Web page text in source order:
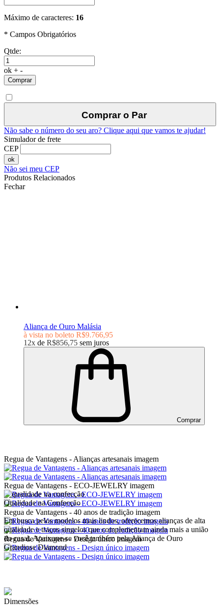
Máximo de caracteres: 16
* Campos Obrigatórios
Qtde:
ok + -
Comprar
Comprar o Par
Não sabe o número do seu aro? Clique aqui que vamos te ajudar!
Simulador de frete
CEP
ok
Não sei meu CEP
Produtos Relacionados
Fechar
Aliança de Ouro Malásia
à vista no boleto R$9.766,95
12x de R$856,75 sem juros
Comprar
Regua de Vantagens - Alianças artesanais imagem
Regua de Vantagens - ECO-JEWELRY imagem
Regua de Vantagens - 40 anos de tradição imagem
Regua de Vantagens - Design único imagem
Qualidade na Confecção
Em busca pelos modelos mais lindos, oferecemos alianças de alta
qualidade e traços singelos que complementam ainda mais a união
do casal. Apaixone-se você também pela Aliança de Ouro
Grandiose Diamond
Dimensões